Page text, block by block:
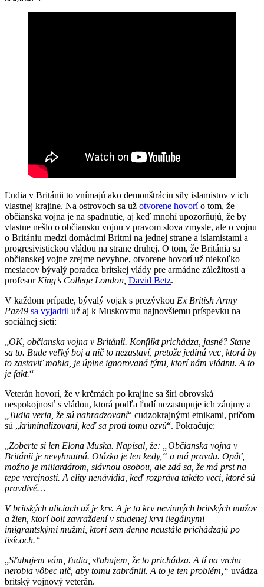
Ľudia v Británii to vnímajú ako demonštráciu sily islamistov v ich
vlastnej krajine. Na ostrovoch sa už otvorene hovorío tom, že
občianska vojna je na spadnutie, aj keď mnohí upozorňujú, že by
vlastne nešlo o občiansku vojnu v pravom slova zmysle, ale o vojnu
o Britániu medzi domácimi Britmi na jednej strane a islamistami a
progresivistickou vládou na strane druhej. O tom, že Británia sa
občianskej vojne zrejme nevyhne, otvorene hovorí už niekoľko
mesiacov bývalý poradca britskej vlády pre armádne záležitosti a
profesor King’s College London, David Betz.
V každom prípade, bývalý vojak s prezývkou Ex British Army
Paz49 sa vyjadril už aj k Muskovmu najnovšiemu príspevku na
sociálnej sieti:
„OK, občianska vojna v Británii. Konflikt prichádza, jasné? Stane
sa to. Bude veľký boj a nič to nezastaví, pretože jediná vec, ktorá by
to zastaviť mohla, je úplne ignorovaná tými, ktorí nám vládnu. A to
je fakt.“
Veterán hovorí, že v krčmách po krajine sa šíri obrovská
nespokojnosť s vládou, ktorá podľa ľudí nezastupuje ich záujmy a
„ľudia veria, že sú nahradzovaní“ cudzokrajnými etnikami, pričom
sú „kriminalizovaní, keď sa proti tomu ozvú“. Pokračuje:
„Zoberte si len Elona Muska. Napísal, že:
Občianska vojna v
Británii je nevyhnutná. Otázka je len kedy,“ a má pravdu. Opäť,
možno je miliardárom, slávnou osobou, ale zdá sa, že má prst na
tepe verejnosti. A elity nenávidia, keď rozpráva takéto veci, ktoré sú
pravdivé…
V britských uliciach už je krv. A je to krv nevinných britských mužov
a žien, ktorí boli zavraždení v studenej krvi ilegálnymi
imigrantskými mužmi, ktorí sem denne neustále prichádzajú po
tisícoch.“
„Sľubujem vám, ľudia, sľubujem, že to prichádza. A tí na vrchu
nerobia vôbec nič, aby tomu zabránili. A to je ten problém,“ uvádza
britský vojnový veterán.